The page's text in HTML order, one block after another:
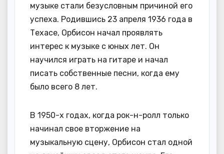
музыке стали безусловным причиной его
успеха. Родившись 23 апреля 1936 года в
Техасе, Орбисон начал проявлять
интерес к музыке с юных лет. Он
научился играть на гитаре и начал
писать собственные песни, когда ему
было всего 8 лет.
В 1950-х годах, когда рок-н-ролл только
начинал свое вторжение на
музыкальную сцену, Орбисон стал одной